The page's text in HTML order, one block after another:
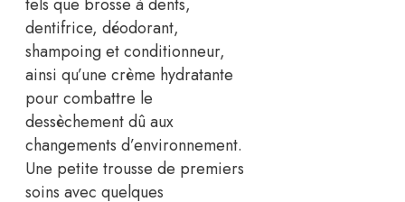
tels que brosse à dents,
dentifrice, déodorant,
shampoing et conditionneur,
ainsi qu’une crème hydratante
pour combattre le
dessèchement dû aux
changements d’environnement.
Une petite trousse de premiers
soins avec quelques